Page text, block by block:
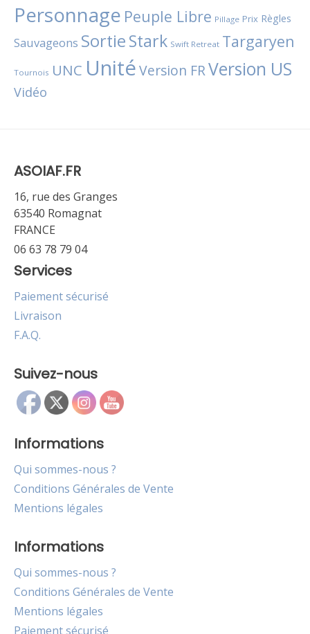
Personnage Peuple Libre Pillage Prix Règles
Sauvageons SortieStark Swift Retreat Targaryen
Tournois UNC UnitéVersion FRVersion US
Vidéo
ASOIAF.FR
16, rue des Granges
63540 Romagnat
FRANCE
06 63 78 79 04
Services
Paiement sécurisé
Livraison
F.A.Q.
Suivez-nous
Informations
Qui sommes-nous ?
Conditions Générales de Vente
Mentions légales
Informations
Qui sommes-nous ?
Conditions Générales de Vente
Mentions légales
Paiement sécurisé